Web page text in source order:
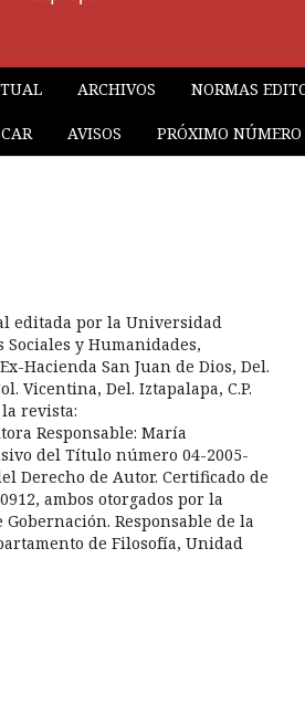
ARCHIVOS NORMAS
AVISOS PRÓXIMO NÚMERO
editada por la Universidad
y Humanidades,
Hacienda San Juan de Dios, Del.
Vicentina, Del. Iztapalapa, C.P.
revista:
Responsable: María
del Título número 04-2005-
Derecho de Autor. Certificado de
ambos otorgados por la
Responsable de la
de Filosofía, Unidad